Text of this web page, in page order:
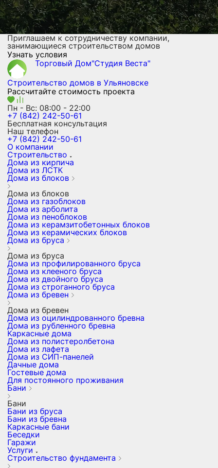
Приглашаем к сотрудничеству компании,
занимающиеся строительством домов
Узнать условия
Торговый Дом"Студия Веста"
Строительство домов в Ульяновске
Рассчитайте стоимость проекта
Пн - Вс: 08:00 - 22:00
+7 (842) 242-50-61
Бесплатная консультация
Наш телефон
+7 (842) 242-50-61
О компании
Строительство
Дома из кирпича
Дома из ЛСТК
Дома из блоков
Дома из блоков
Дома из газоблоков
Дома из арболита
Дома из пеноблоков
Дома из керамзитобетонных блоков
Дома из керамических блоков
Дома из бруса
Дома из бруса
Дома из профилированного бруса
Дома из клееного бруса
Дома из двойного бруса
Дома из строганного бруса
Дома из бревен
Дома из бревен
Дома из оцилиндрованного бревна
Дома из рубленного бревна
Каркасные дома
Дома из полистеролбетона
Дома из лафета
Дома из СИП-панелей
Дачные дома
Гостевые дома
Для постоянного проживания
Бани
Бани
Бани из бруса
Бани из бревна
Каркасные бани
Беседки
Гаражи
Услуги
Строительство фундамента